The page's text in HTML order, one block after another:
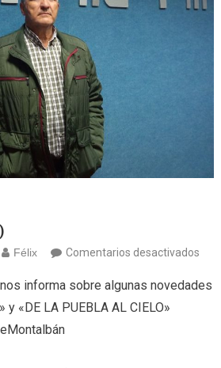
Félix Comentarios desactivadosen
informa sobre algunas novedades
«DE LA PUEBLA AL CIELO»